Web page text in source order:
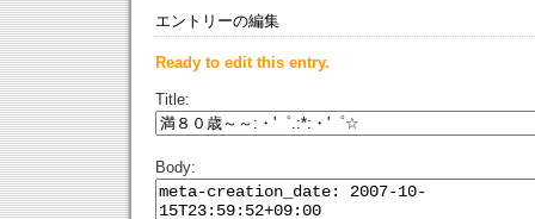
エントリーの編集
Ready to edit this entry.
Title:
Body: